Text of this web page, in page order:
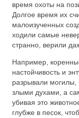
время охоты на
Долгое время их
малоизученных
ходили самые
странно, верили
Например,
настойчивость и
разрывали
злыми духами, а
убивая это
глубже в песок,